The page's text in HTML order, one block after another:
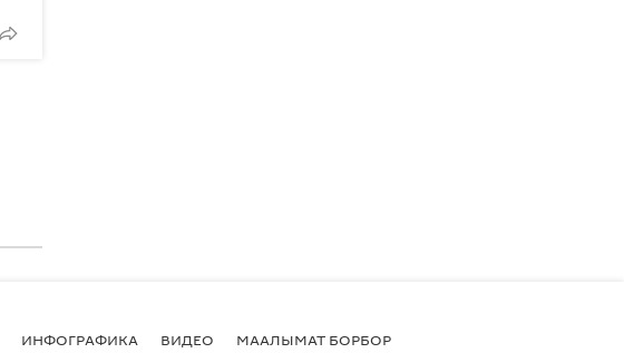
ИНФОГРАФИКА ВИДЕО МААЛЫМАТ БОРБОР